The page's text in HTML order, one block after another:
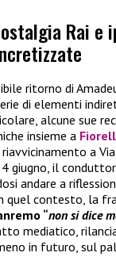
Rai e
ritorno di
di elementi
alcune sue
insieme a
a
4 giugno, il
andare a
quel contesto, la
“non si dice
mediatico,
in futuro, sul